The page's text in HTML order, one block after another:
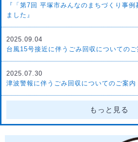
『「第7回 平塚市みんなのまちづくり事
ました』
2025.09.04
台風15号接近に伴うごみ回収についてのご
2025.07.30
津波警報に伴うごみ回収についてのご案内
もっと見る